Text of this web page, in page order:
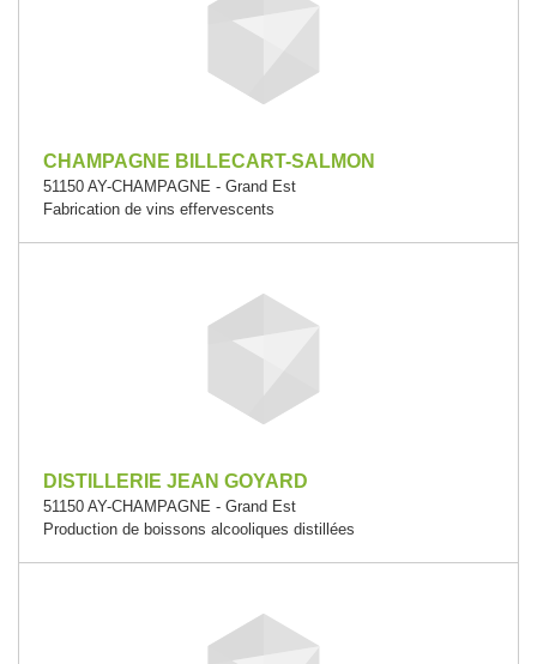
CHAMPAGNE BILLECART-SALMON
51150 AY-CHAMPAGNE - Grand Est
Fabrication de vins effervescents
DISTILLERIE JEAN GOYARD
51150 AY-CHAMPAGNE - Grand Est
Production de boissons alcooliques distillées